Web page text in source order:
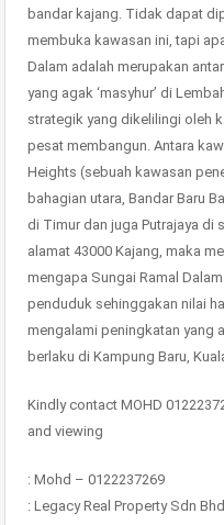
bandar kajang. Tidak dapat
membuka kawasan ini, tapi
Dalam adalah merupakan
yang agak ‘masyhur’ di
strategik yang dikelilingi oleh
pesat membangun. Antara
Heights (sebuah kawasan
bahagian utara, Bandar Baru
di Timur dan juga Putrajaya di
alamat 43000 Kajang, maka
mengapa Sungai Ramal
penduduk sehinggakan nilai
mengalami peningkatan yang
berlaku di Kampung Baru,
Kindly contact MOHD
and viewing
: Mohd – 0122237269
: Legacy Real Property Sdn Bhd